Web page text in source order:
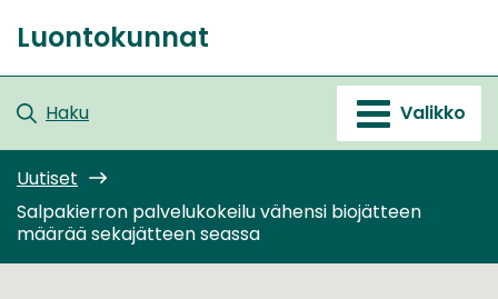
sisältöön
Etusivu
Luontokunnat
Haku Valikko
Uutiset
Salpakierron palvelukokeilu vähensi biojätteen
määrää sekajätteen seassa